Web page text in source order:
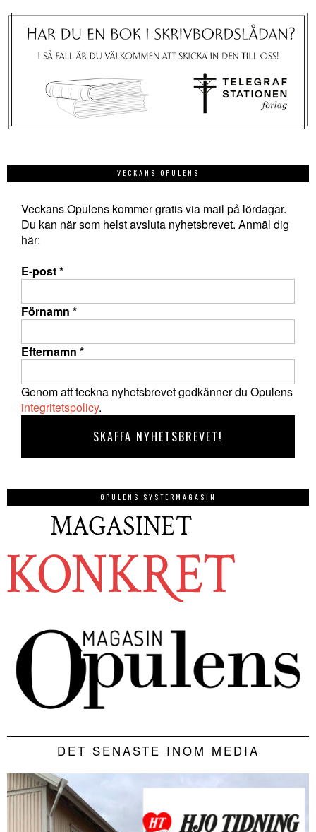
VECKANS OPULENS
Veckans Opulens kommer gratis via mail på lördagar.
Du kan när som helst avsluta nyhetsbrevet. Anmäl dig
här:
E-post*
Förnamn *
Efternamn *
Genom att teckna nyhetsbrevet godkänner du Opulens
integritetspolicy.
OPULENS SYSTERMAGASIN
DET SENASTE INOM MEDIA